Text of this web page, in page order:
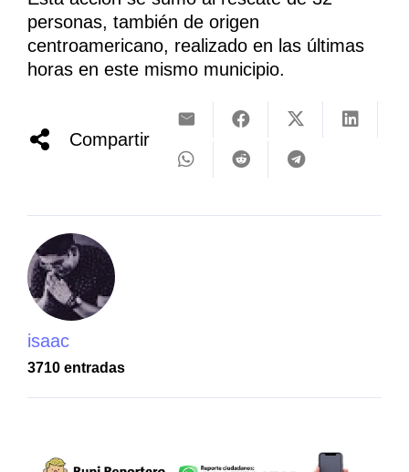
personas, también de origen
centroamericano, realizado en las últimas
horas en este mismo municipio.
Compartir
isaac
3710 entradas